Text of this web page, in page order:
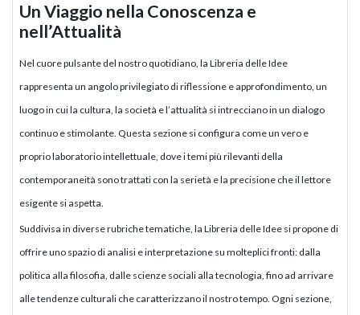
Un Viaggio nella Conoscenza e
nell’Attualità
Nel cuore pulsante del nostro quotidiano, la Libreria delle Idee
rappresenta un angolo privilegiato di riflessione e approfondimento, un
luogo in cui la cultura, la società e l’attualità si intrecciano in un dialogo
continuo e stimolante. Questa sezione si configura come un vero e
proprio laboratorio intellettuale, dove i temi più rilevanti della
contemporaneità sono trattati con la serietà e la precisione che il lettore
esigente si aspetta.
Suddivisa in diverse rubriche tematiche, la Libreria delle Idee si propone di
offrire uno spazio di analisi e interpretazione su molteplici fronti: dalla
politica alla filosofia, dalle scienze sociali alla tecnologia, fino ad arrivare
alle tendenze culturali che caratterizzano il nostro tempo. Ogni sezione,